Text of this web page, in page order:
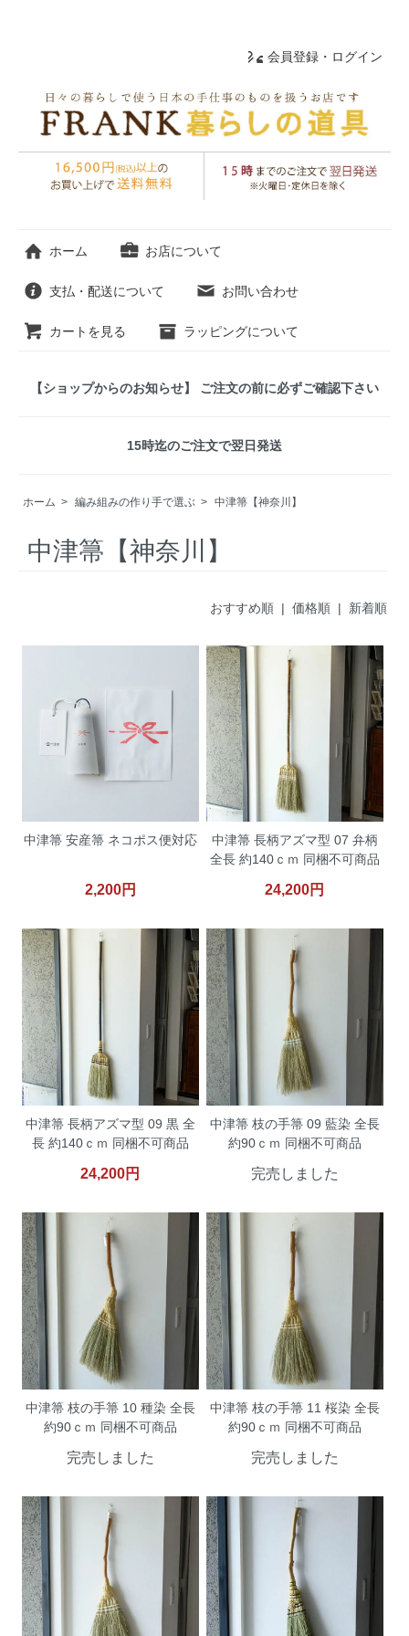
会員登録・ログイン
ホーム お店について
支払・配送について お問い合わせ
カートを見る ラッピングについて
【ショップからのお知らせ】 ご注文の前に必ずご確認下さい
15時迄のご注文で翌日発送
ホーム > 編み組みの作り手で選ぶ > 中津箒【神奈川】
中津箒【神奈川】
おすすめ順| 価格順 | 新着順
中津箒 安産箒 ネコポス便対応
2,200円
中津箒 長柄アズマ型 07 弁柄
全長 約140ｃｍ 同梱不可商品
24,200円
中津箒 長柄アズマ型 09 黒 全
長 約140ｃｍ 同梱不可商品
24,200円
中津箒 枝の手箒 09 藍染 全長
約90ｃｍ 同梱不可商品
完売しました
中津箒 枝の手箒 10 種染 全長
約90ｃｍ 同梱不可商品
完売しました
中津箒 枝の手箒 11 桜染 全長
約90ｃｍ 同梱不可商品
完売しました